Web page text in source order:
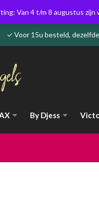
✓ Voor 15u besteld,
By Djess
Van 4 t/m 8 augustus